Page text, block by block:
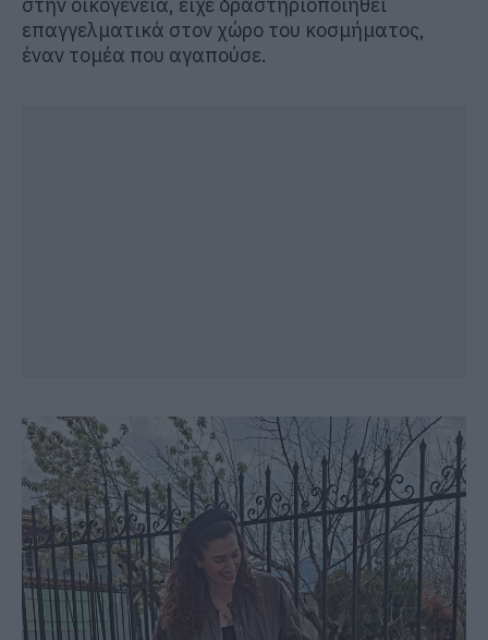
στην οικογένεια, είχε δραστηριοποιηθεί
επαγγελματικά στον χώρο του κοσμήματος,
έναν τομέα που αγαπούσε.